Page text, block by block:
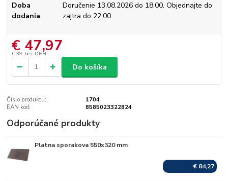
Doba
dodania
Doručenie 13.08.2026 do 18:00. Objednajte do
zajtra do 22:00
€ 47,97
€ 39 bez DPH
Do košíka
Číslo produktu:
1704
EAN kód:
8585023322824
Odporúčané produkty
Platna sporakova 550x320 mm
€ 84,27